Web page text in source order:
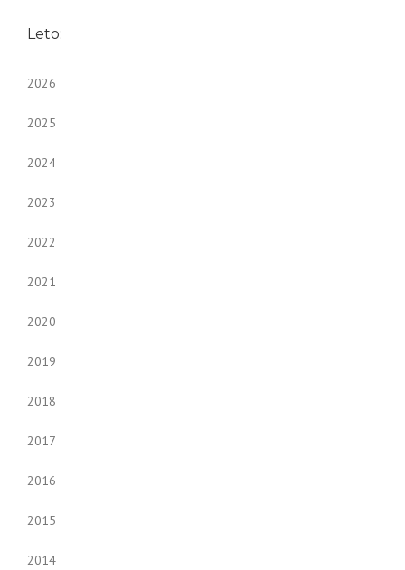
Leto:
2026
2025
2024
2023
2022
2021
2020
2019
2018
2017
2016
2015
2014